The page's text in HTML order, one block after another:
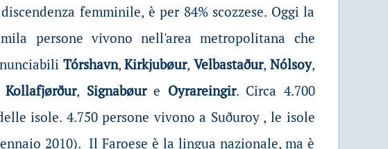
femminile, è per 84% scozzese. Oggi la
persone vivono nell'area metropolitana che
Tórshavn,Kirkjubøur, Velbastaður, Nólsoy,
Kollafjørður, Signabøure Oyrareingir. Circa 4.700
isole. 4.750 persone vivono a Suðuroy , le isole
2010). Il Faroese è la lingua nazionale, ma è